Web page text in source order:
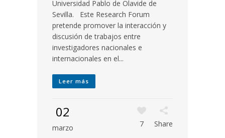
Universidad Pablo de Olavide de
Sevilla. Este Research Forum
pretende promover la interacción y
discusión de trabajos entre
investigadores nacionales e
internacionales en el...
Leer más
02
marzo 7 Share